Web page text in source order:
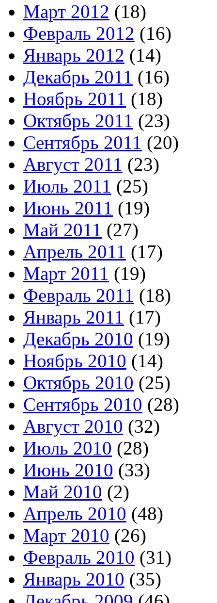
Март 2012 (18)
Февраль 2012 (16)
Январь 2012 (14)
Декабрь 2011 (16)
Ноябрь 2011 (18)
Октябрь 2011 (23)
Сентябрь 2011 (20)
Август 2011 (23)
Июль 2011 (25)
Июнь 2011 (19)
Май 2011 (27)
Апрель 2011 (17)
Март 2011 (19)
Февраль 2011 (18)
Январь 2011 (17)
Декабрь 2010 (19)
Ноябрь 2010 (14)
Октябрь 2010 (25)
Сентябрь 2010 (28)
Август 2010 (32)
Июль 2010 (28)
Июнь 2010 (33)
Май 2010 (2)
Апрель 2010 (48)
Март 2010 (26)
Февраль 2010 (31)
Январь 2010 (35)